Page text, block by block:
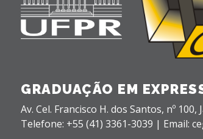
GRADUAÇÃO EM
Av. Cel. Francisco H. dos Santos, nº 100,
Telefone: +55 (41) 3361-3039 | Email: